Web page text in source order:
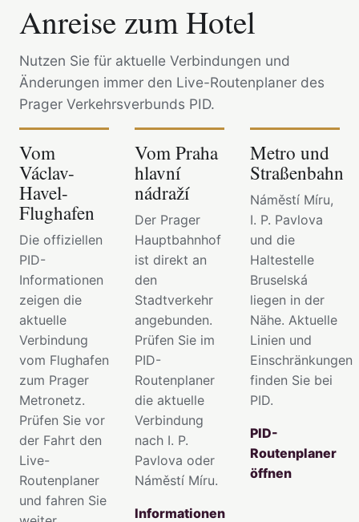
Anreise zum Hotel
Nutzen Sie für aktuelle Verbindungen und
Änderungen immer den Live-Routenplaner des
Prager Verkehrsverbunds PID.
Vom
Václav-
Havel-
Flughafen
Die offiziellen
PID-
Informationen
zeigen die
aktuelle
Verbindung
vom Flughafen
zum Prager
Metronetz.
Prüfen Sie vor
der Fahrt den
Live-
Routenplaner
und fahren Sie
Vom Praha
hlavní
nádraží
Der Prager
Hauptbahnhof
ist direkt an
den
Stadtverkehr
angebunden.
Prüfen Sie im
PID-
Routenplaner
die aktuelle
Verbindung
nach I. P.
Pavlova oder
Náměstí Míru.
Informationen
Metro und
Straßenbahn
Náměstí Míru,
I. P. Pavlova
und die
Haltestelle
Bruselská
liegen in der
Nähe. Aktuelle
Linien und
Einschränkungen
finden Sie bei
PID.
PID-
Routenplaner
öffnen